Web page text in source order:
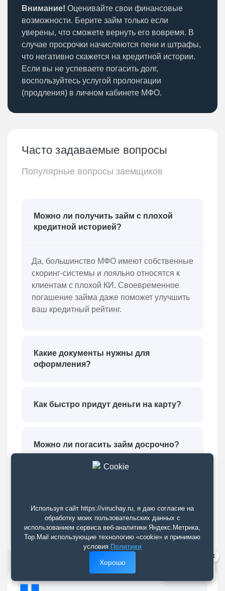
Внимание! Оценивайте свои финансовые
возможности. Берите займ только если
уверены, что сможете вернуть его вовремя. В
случае просрочки начисляются пени и штрафы,
что негативно скажется на кредитной истории.
Если вы не успеваете погасить долг,
воспользуйтесь услугой пролонгации
(продления) в личном кабинете МФО.
Часто задаваемые вопросы
Популярные вопросы заемщиков
Можно ли получить займ с плохой
кредитной историей?
Да, большинство МФО имеют собственные
скоринг-системы и лояльно относятся к
клиентам с плохой КИ. Своевременное
погашение займа даже поможет улучшить
ваш кредитный рейтинг.
Какие документы нужны для
оформления?
Как быстро придут деньги на карту?
Можно ли погасить займ досрочно?
Используя сайт https://viruchay.ru, я даю согласие на
обработку моих пользовательских данных с
использованием сервиса веб-аналитики Яндекс.Метрика,
Top.Mail использующие технологию «cookie» и принимаю
условия Политики
Хорошо
×